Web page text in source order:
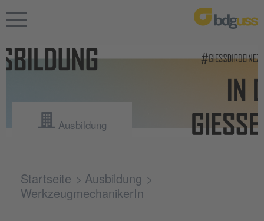
Ausbildung
Startseite
Ausbildung
WerkzeugmechanikerIn